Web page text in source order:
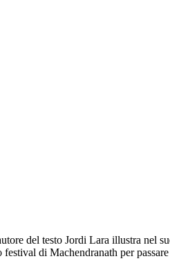
del testo Jordi Lara illustra nel
di Machendranath per